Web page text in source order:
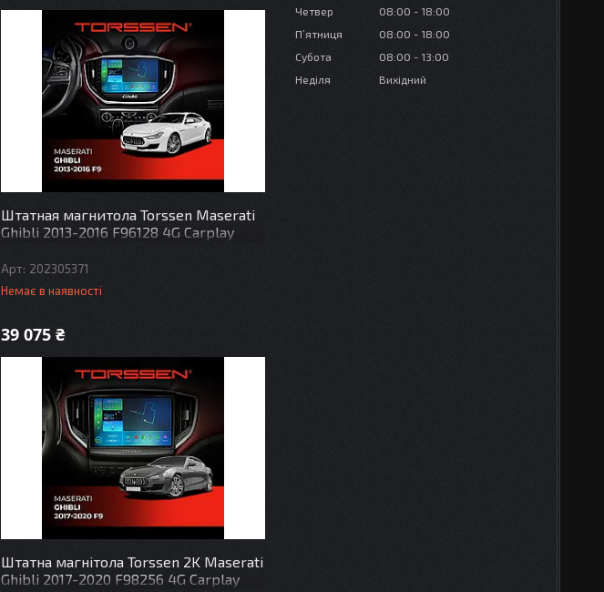
Штатная магнитола Torssen Maserati
Ghibli 2013-2016 F96128 4G Carplay
202305371
Немає в наявності
39 075 ₴
Штатна магнітола Torssen 2K Maserati
Ghibli 2017-2020 F98256 4G Carplay
Четвер
08:00
18:00
Пʼятниця
08:00
18:00
Субота
08:00
13:00
Неділя
Вихідний